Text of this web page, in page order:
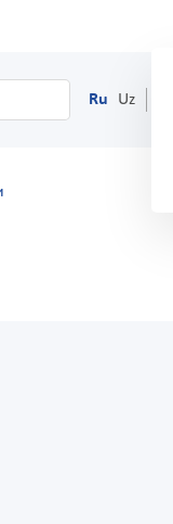
Ru Uz